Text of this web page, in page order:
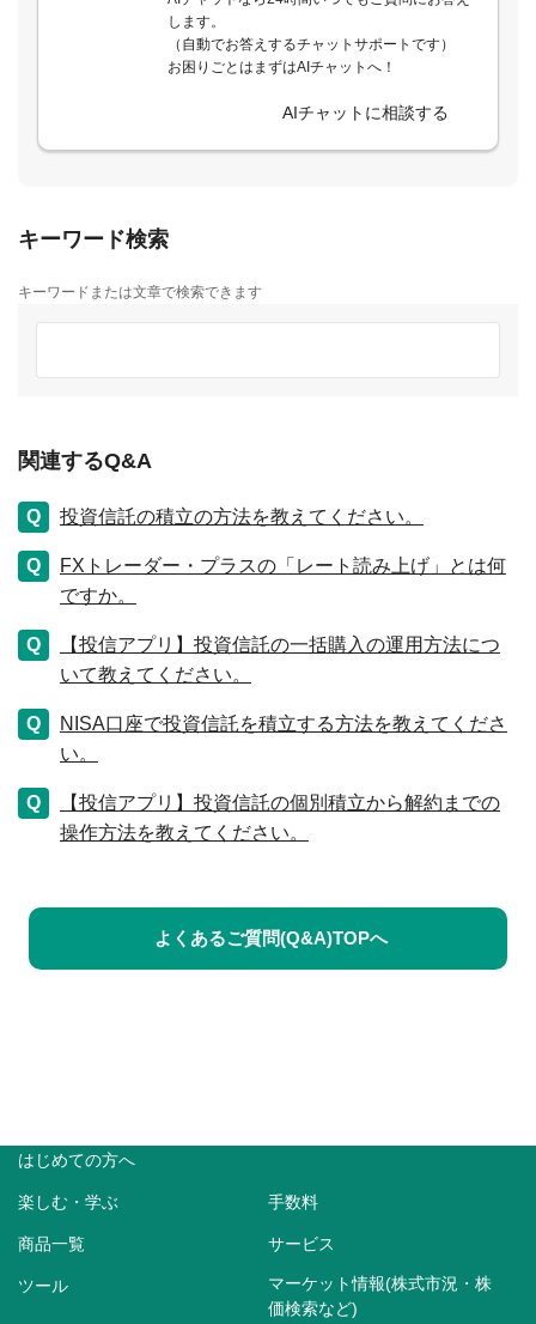
します。
（自動でお答えするチャットサポートです）
お困りごとはまずはAIチャットへ！
AIチャットに相談する
キーワード検索
キーワードまたは文章で検索できます
関連するQ&A
投資信託の積立の方法を教えてください。
FXトレーダー・プラスの「レート読み上げ」とは何
ですか。
【投信アプリ】投資信託の一括購入の運用方法につ
いて教えてください。
NISA口座で投資信託を積立する方法を教えてくださ
い。
【投信アプリ】投資信託の個別積立から解約までの
操作方法を教えてください。
よくあるご質問(Q&A)TOPへ
はじめての方へ
楽しむ・学ぶ 手数料
商品一覧 サービス
ツール
マーケット情報(株式市況・株
価検索など)